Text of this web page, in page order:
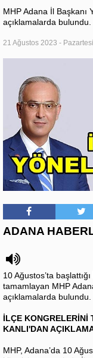
MHP Adana İl Başkanı
açıklamalarda bulundu.
21 Ağustos 2023 -
ADANA
10 Ağustos’ta
tamamlayan MHP
açıklamalarda bulundu.
İLÇE KONGRELERİNİ
KANLI'DAN
MHP, Adana’da 10